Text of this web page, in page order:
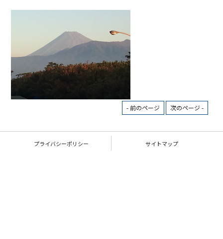
- 前のページ 次のページ -
プライバシーポリシー サイトマップ